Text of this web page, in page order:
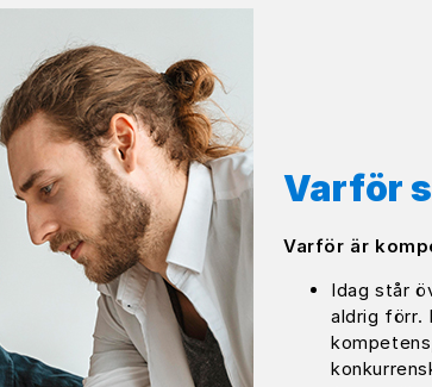
Varför
Varför är
Idag står
aldrig förr.